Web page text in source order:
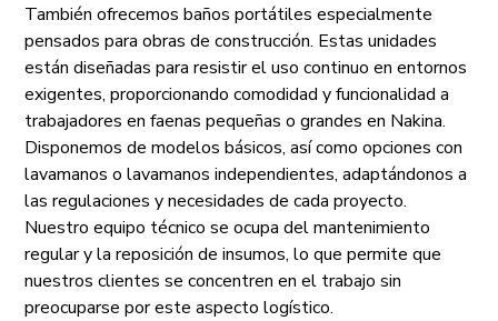
También ofrecemos baños portátiles especialmente
pensados para obras de construcción. Estas unidades
están diseñadas para resistir el uso continuo en entornos
exigentes, proporcionando comodidad y funcionalidad a
trabajadores en faenas pequeñas o grandes en Nakina.
Disponemos de modelos básicos, así como opciones con
lavamanos o lavamanos independientes, adaptándonos a
las regulaciones y necesidades de cada proyecto.
Nuestro equipo técnico se ocupa del mantenimiento
regular y la reposición de insumos, lo que permite que
nuestros clientes se concentren en el trabajo sin
preocuparse por este aspecto logístico.